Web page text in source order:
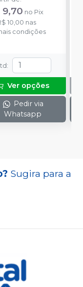
9,70 no Pix
10,00 nas
condições
:
Ver opções
Pedir via
Whatsapp
Sugira para a